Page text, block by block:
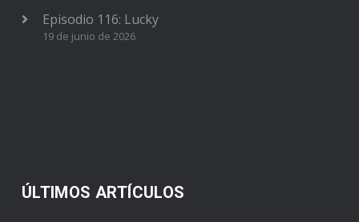
Episodio 116: Lucky
19 de junio de 2026
ÚLTIMOS ARTÍCULOS